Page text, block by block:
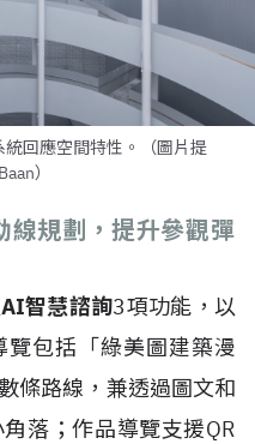
回應空間特性。（圖片提
）
線規劃，提升參觀彈
AI智慧諮詢3項功能，以
包括「綠美圖建築漫
條路線，兼透過圖文和
落；作品導覽支援QR